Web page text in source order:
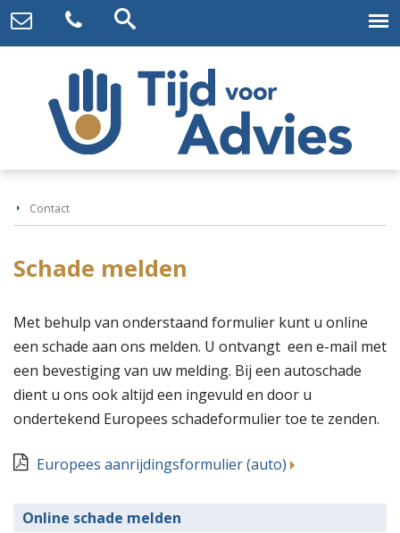
Contact
Schade melden
Met behulp van onderstaand formulier kunt u online
een schade aan ons melden. U ontvangt een e-mail met
een bevestiging van uw melding. Bij een autoschade
dient u ons ook altijd een ingevuld en door u
ondertekend Europees schadeformulier toe te zenden.
Europees aanrijdingsformulier (auto)
Online schade melden